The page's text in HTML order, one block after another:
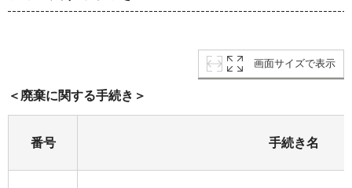
画面サイズで表示
＜廃棄に関する手続き＞
番号 手続き名